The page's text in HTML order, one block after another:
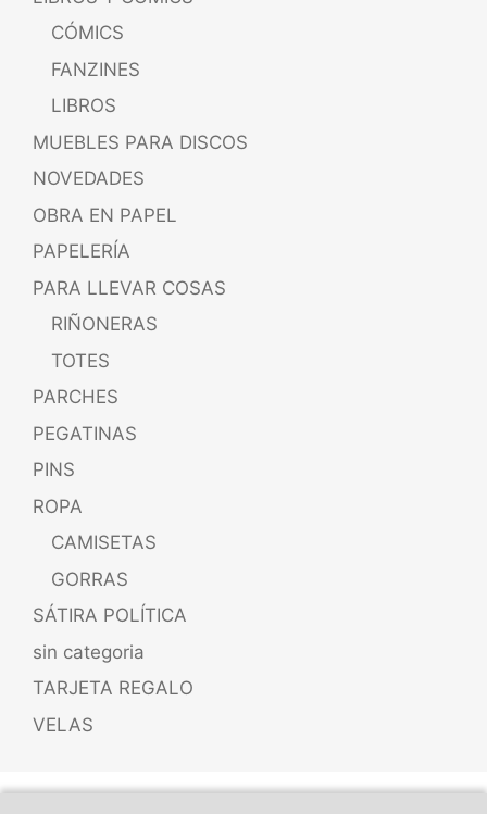
CÓMICS
FANZINES
LIBROS
MUEBLES PARA DISCOS
NOVEDADES
OBRA EN PAPEL
PAPELERÍA
PARA LLEVAR COSAS
RIÑONERAS
TOTES
PARCHES
PEGATINAS
PINS
ROPA
CAMISETAS
GORRAS
SÁTIRA POLÍTICA
sin categoria
TARJETA REGALO
VELAS